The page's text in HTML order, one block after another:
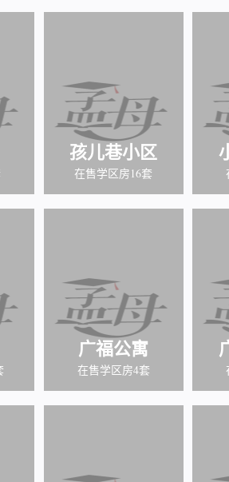
孩儿巷小区
在售学区房16套
广福公寓
在售学区房4套